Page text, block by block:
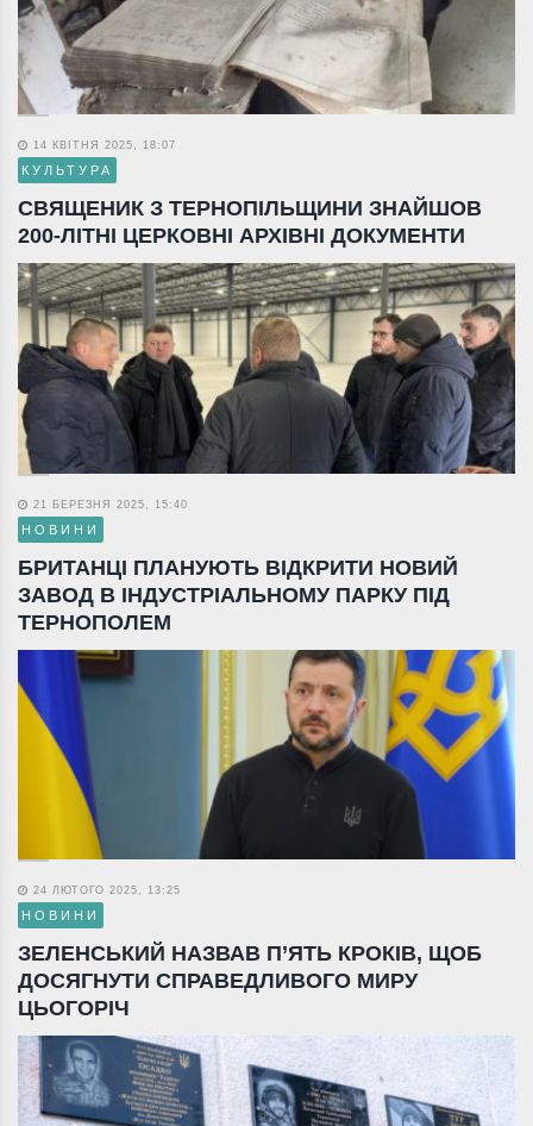
14 КВІТНЯ 2025, 18:07
КУЛЬТУРА
СВЯЩЕНИК З ТЕРНОПІЛЬЩИНИ ЗНАЙШОВ
200-ЛІТНІ ЦЕРКОВНІ АРХІВНІ ДОКУМЕНТИ
21 БЕРЕЗНЯ 2025, 15:40
НОВИНИ
БРИТАНЦІ ПЛАНУЮТЬ ВІДКРИТИ НОВИЙ
ЗАВОД В ІНДУСТРІАЛЬНОМУ ПАРКУ ПІД
ТЕРНОПОЛЕМ
24 ЛЮТОГО 2025, 13:25
НОВИНИ
ЗЕЛЕНСЬКИЙ НАЗВАВ П’ЯТЬ КРОКІВ, ЩОБ
ДОСЯГНУТИ СПРАВЕДЛИВОГО МИРУ
ЦЬОГОРІЧ